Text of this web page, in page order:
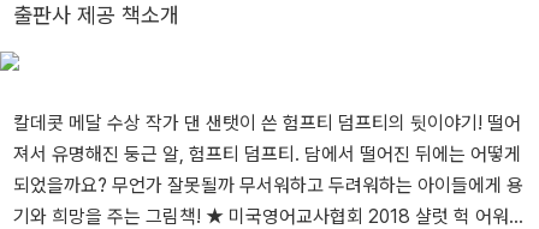
의 환상 모험』, 『물의 아이들』, 『구덩이』, 『세상에서 가장 완벽한 교
실』, 『수상한 진흙』, 『수요일의 전쟁』 등이 있으며, 『로빈슨 크루소』,
데이』, 『The Boy 얼굴을 잃어버린 소년』, 『보물섬』, 『소녀의 소녀에
의한 소녀를 위한 사회운동 안내서 Girls Resist!』 등을 비롯해 여러
고전을 완역했다.
출판사 제공 책소개
칼데콧 메달 수상 작가 댄 샌탯이 쓴 험프티 덤프티의 뒷이야기! 떨어
져서 유명해진 둥근 알, 험프티 덤프티. 담에서 떨어진 뒤에는 어떻게
되었을까요? 무언가 잘못될까 무서워하고 두려워하는 아이들에게 용
기와 희망을 주는 그림책! ★ 미국영어교사협회 2018 샬럿 헉 어워드